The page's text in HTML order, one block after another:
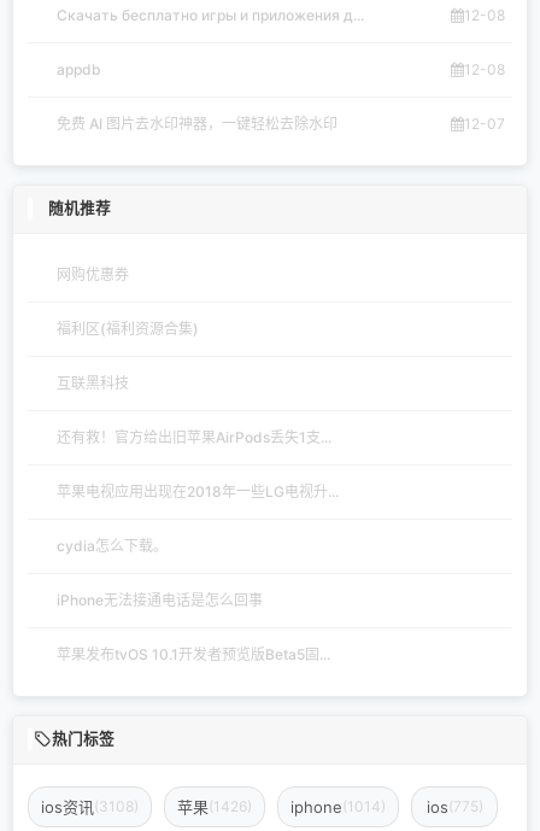
Скачать бесплатно игры и приложения д... 12-08
appdb 12-08
免费 AI 图片去水印神器，一键轻松去除水印 12-07
随机推荐
网购优惠券
福利区(福利资源合集)
互联黑科技
还有救！官方给出旧苹果AirPods丢失1支...
苹果电视应用出现在2018年一些LG电视升...
cydia怎么下载。
iPhone无法接通电话是怎么回事
苹果发布tvOS 10.1开发者预览版Beta5固...
热门标签
ios资讯 (3108) 苹果(1426) iphone(1014) ios(775)